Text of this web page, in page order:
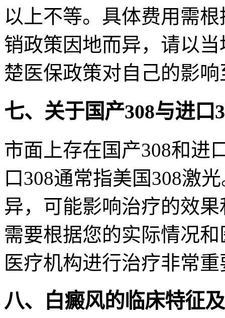
以上不等。具体费用需
销政策因地而异，请以
楚医保政策对自己的影
七、关于国产308与进口
市面上存在国产308和进
口308通常指美国308激
异，可能影响治疗的效
需要根据您的实际情况
医疗机构进行治疗非常重
八、白癜风的临床特征